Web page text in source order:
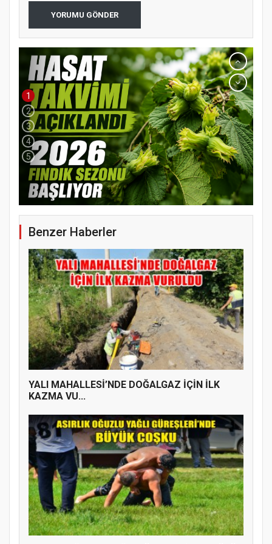
YORUMU GÖNDER
YENİ PARTİ TERME İLÇE BAŞKANLIĞINDA
ÜYE KATILIM PROGRAMI
1
2
3
4
5
Benzer Haberler
YALI MAHALLESİ’NDE DOĞALGAZ İÇİN İLK
KAZMA VU...